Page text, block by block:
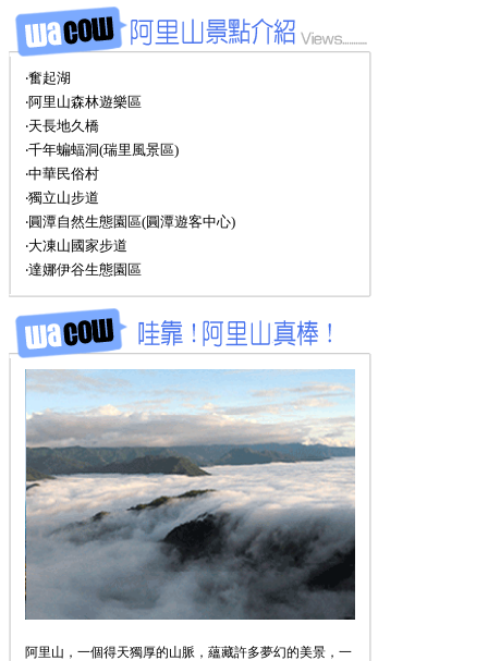
‧奮起湖
‧阿里山森林遊樂區
‧天長地久橋
‧千年蝙蝠洞(瑞里風景區)
‧中華民俗村
‧獨立山步道
‧圓潭自然生態園區(圓潭遊客中心)
‧大凍山國家步道
‧達娜伊谷生態園區
阿里山，一個得天獨厚的山脈，蘊藏許多夢幻的美景，一